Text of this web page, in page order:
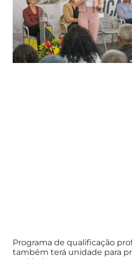
Programa de qualificação
também terá unidade para